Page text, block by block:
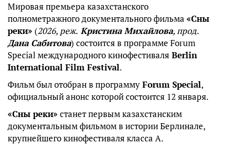
Мировая премьера казахстанского
полнометражного документального фильма «Сны
реки» (2026, реж. Кристина Михайлова, прод.
Дана Сабитова) состоится в программе Forum
Special международного кинофестиваля Berlin
International Film Festival.
Фильм был отобран в программу Forum Special,
официальный анонс которой состоится 12 января.
«Сны реки» станет первым казахстанским
документальным фильмом в истории Берлинале,
крупнейшего кинофестиваля класса А.